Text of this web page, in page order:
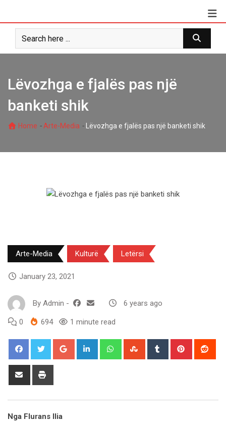
content
Lëvozhga e fjalës pas një
banketi shik
Home - Arte-Media - Lëvozhga e fjalës pas një banketi shik
Arte-Media Kulturë Letërsi
January 23, 2021
By Admin - 6 years ago
0 694 1 minute read
Google+ LinkedIn WhatsappStumbleUpon
Tumblr Pinterest
Share
Nga Flurans Ilia